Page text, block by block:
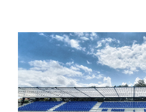
com ideias
competente e
qualquer pormenor
de suporte e
anomalia, desde as
consolidação do Solo